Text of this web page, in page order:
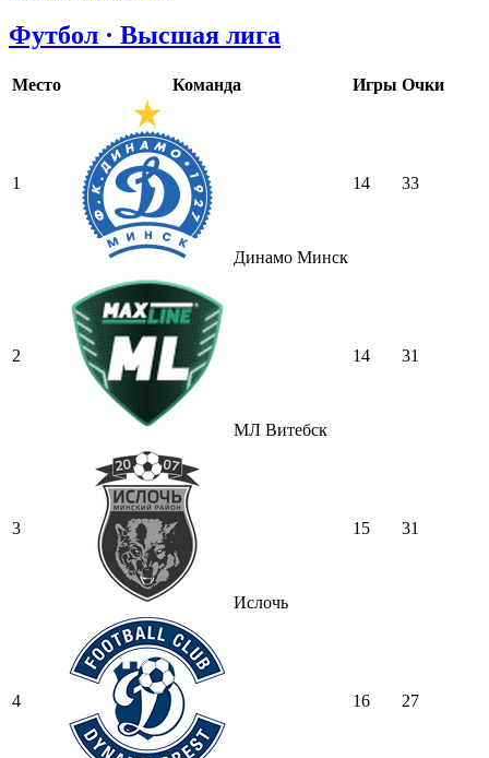
Футбол · Высшая лига
Место Команда Игры Очки
1
Динамо Минск
14 33
2
МЛ Витебск
14 31
3
Ислочь
15 31
4 16 27